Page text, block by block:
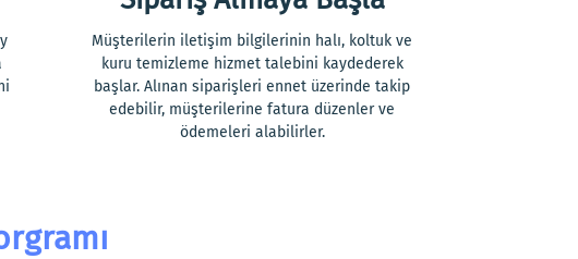
Müşterilerin iletişim bilgilerinin halı, koltuk ve
kuru temizleme hizmet talebini kaydederek
başlar. Alınan siparişleri ennet üzerinde takip
edebilir, müşterilerine fatura düzenler ve
ödemeleri alabilirler.